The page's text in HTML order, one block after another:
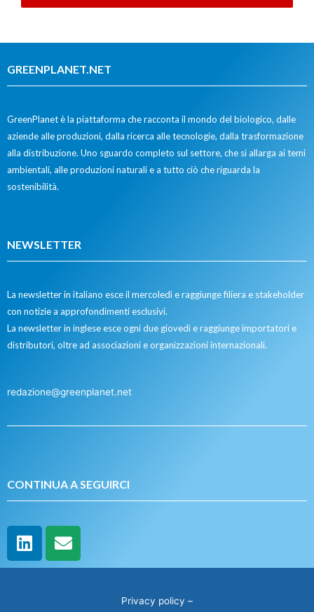
GREENPLANET.NET
GreenPlanet è la piattaforma che racconta il mondo del biologico, dalle
aziende alle produzioni, dalla ricerca alle tecnologie, dalla trasformazione
alla distribuzione. Uno sguardo completo sul settore, che si allarga ai temi
ambientali, alle produzioni naturali e a tutto ciò che riguarda la
sostenibilità.
NEWSLETTER
La newsletter in italiano esce il mercoledì e raggiunge filiera e stakeholder
con notizie a approfondimenti esclusivi.
La newsletter in inglese esce ogni due giovedì e raggiunge importatori e
distributori, oltre ad associazioni e organizzazioni internazionali.
redazione@greenplanet.net
CONTINUA A SEGUIRCI
Privacy policy –